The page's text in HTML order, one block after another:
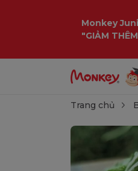
Monkey
"GIẢM
Trang chủ